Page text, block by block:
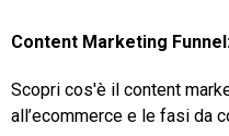
Content Marketing
Scopri cos'è il content
all’ecommerce e le fasi da